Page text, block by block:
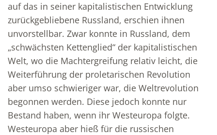
auf das in seiner kapitalistischen Entwicklung
zurückgebliebene Russland, erschien ihnen
unvorstellbar. Zwar konnte in Russland, dem
„schwächsten Kettenglied“ der kapitalistischen
Welt, wo die Machtergreifung relativ leicht, die
Weiterführung der proletarischen Revolution
aber umso schwieriger war, die Weltrevolution
begonnen werden. Diese jedoch konnte nur
Bestand haben, wenn ihr Westeuropa folgte.
Westeuropa aber hieß für die russischen